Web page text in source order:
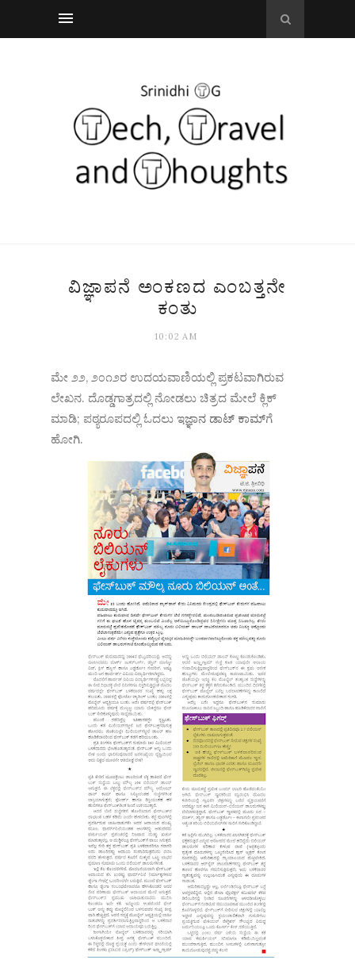
ವಿಜ್ಞಾಪನೆ ಅಂಕಣದ ಎಂಬತ್ತನೇ
ಕಂತು
10:02 AM
ಮೇ ೨೨, ೨೦೧೨ರ ಉದಯವಾಣಿಯಲ್ಲಿ ಪ್ರಕಟವಾಗಿರುವ
ಲೇಖನ. ದೊಡ್ಡಗಾತ್ರದಲ್ಲಿ ನೋಡಲು ಚಿತ್ರದ ಮೇಲೆ ಕ್ಲಿಕ್
ಮಾಡಿ; ಪಠ್ಯರೂಪದಲ್ಲಿ ಓದಲು ಇಜ್ಞಾನ ಡಾಟ್ ಕಾಮ್‌ಗೆ
ಹೋಗಿ.